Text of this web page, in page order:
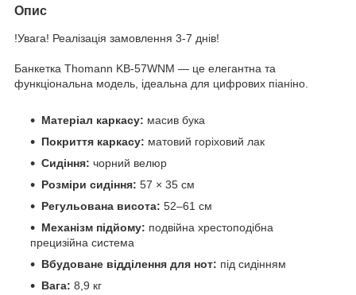
Опис
!Увага! Реалізація замовлення 3-7 днів!
Банкетка Thomann KB-57WNM — це елегантна та
функціональна модель, ідеальна для цифрових піаніно.
Матеріал каркасу: масив бука
Покриття каркасу: матовий горіховий лак
Сидіння: чорний велюр
Розміри сидіння: 57 × 35 см
Регульована висота: 52–61 см
Механізм підйому: подвійна хрестоподібна
прецизійна система
Вбудоване відділення для нот: під сидінням
Вага: 8,9 кг